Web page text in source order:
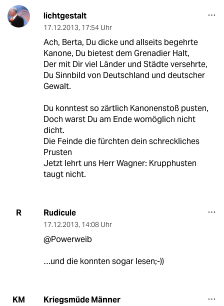
lichtgestalt
17.12.2013, 17:54 Uhr
Ach, Berta, Du dicke und allseits begehrte
Kanone, Du bietest dem Grenadier Halt,
Der mit Dir viel Länder und Städte versehrte,
Du Sinnbild von Deutschland und deutscher
Gewalt.
Du konntest so zärtlich Kanonenstoß pusten,
Doch warst Du am Ende womöglich nicht
dicht.
Die Feinde die fürchten dein schreckliches
Prusten
Jetzt lehrt uns Herr Wagner: Krupphusten
taugt nicht.
R Rudicule
17.12.2013, 14:08 Uhr
@Powerweib
…und die konnten sogar lesen;-))
KM Kriegsmüde Männer